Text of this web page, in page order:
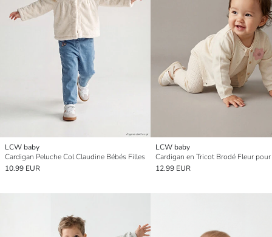
LCW baby
Cardigan Peluche Col Claudine Bébés Filles
10.99 EUR
LCW baby
12.99 EUR